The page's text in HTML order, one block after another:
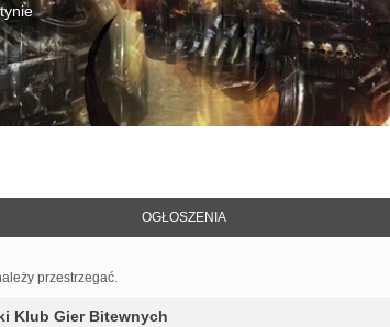
OGŁOSZENIA
przestrzegać.
Klub Gier Bitewnych